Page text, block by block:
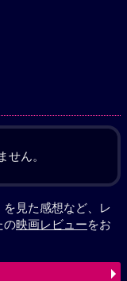
せん。
を見た感想など、レ
の映画レビューをお